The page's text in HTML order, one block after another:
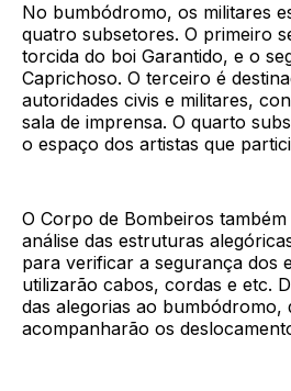
No bumbódromo, os militares
quatro subsetores. O primeiro
torcida do boi Garantido, e o
Caprichoso. O terceiro é
autoridades civis e militares,
sala de imprensa. O quarto
o espaço dos artistas que
O Corpo de Bombeiros
análise das estruturas
para verificar a segurança dos
utilizarão cabos, cordas e etc.
das alegorias ao bumbódromo,
acompanharão os